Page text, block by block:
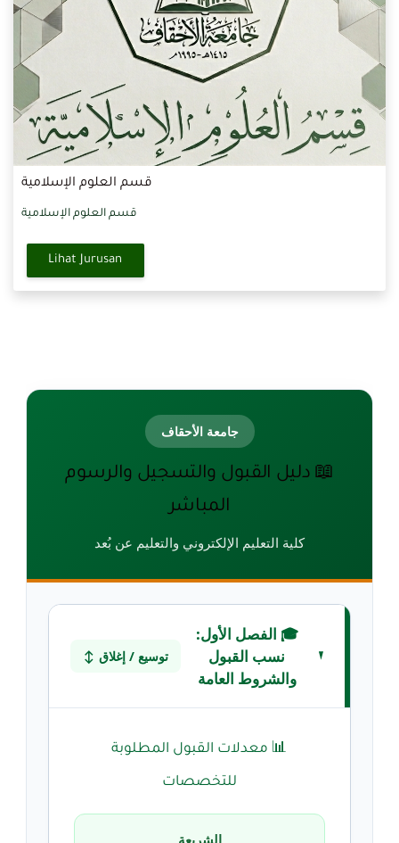
قسم العلوم الإسلامية
قسم العلوم الإسلامية
Lihat Jurusan
جامعة الأحقاف
📖 دليل القبول والتسجيل والرسوم
المباشر
كلية التعليم الإلكتروني والتعليم عن بُعد
🎓 الفصل الأول:
نسب القبول
والشروط العامة
توسيع / إغلاق ↕
📊 معدلات القبول المطلوبة
للتخصصات
الشريعة